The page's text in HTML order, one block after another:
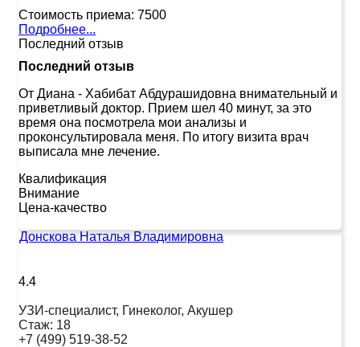
Стоимость приема: 7500
Подробнее...
Последний отзыв
Последний отзыв
От Диана - Хабибат Абдурашидовна внимательный и
приветливый доктор. Прием шел 40 минут, за это
время она посмотрела мои анализы и
проконсультировала меня. По итогу визита врач
выписала мне лечение.
Квалификация
Внимание
Цена-качество
Донскова Наталья Владимировна
4.4
УЗИ-специалист, Гинеколог, Акушер
Стаж: 18
+7 (499) 519-38-52